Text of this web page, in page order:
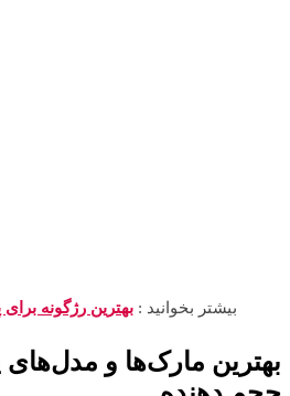
بیشتر بخوانید : بهترین رژگونه
بهترین مارک‌ها و مدل‌های